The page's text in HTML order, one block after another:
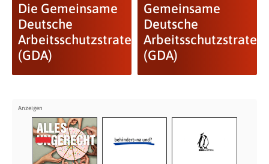
Die Gemeinsame
Deutsche
Arbeitsschutzstrategie
(GDA)
Gemeinsame
Deutsche
(GDA)